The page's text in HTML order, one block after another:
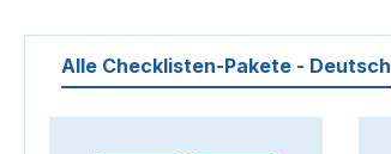
Alle Checklisten-Pakete - Deutsch